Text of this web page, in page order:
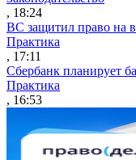
, 18:24
ВС защитил право на
Практика
, 17:11
Сбербанк планирует
Практика
, 16:53